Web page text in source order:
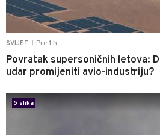
SVIJET Pre 1 h
Povratak supersoničnih letova:
udar promijeniti avio-industriju?
5 slika